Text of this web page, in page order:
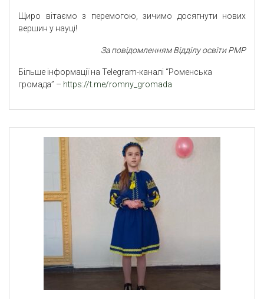
Щиро вітаємо з перемогою, зичимо досягнути нових
вершин у науці!
За повідомленням Відділу освіти РМР
Більше інформації на Telegram-каналі “Роменська
громада” – https://t.me/romny_gromada